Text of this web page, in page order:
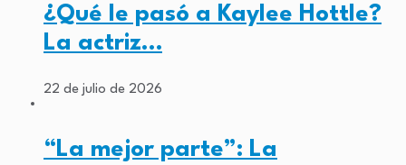
¿Qué le pasó a Kaylee Hottle?
La actriz…
22 de julio de 2026
“La mejor parte”: La